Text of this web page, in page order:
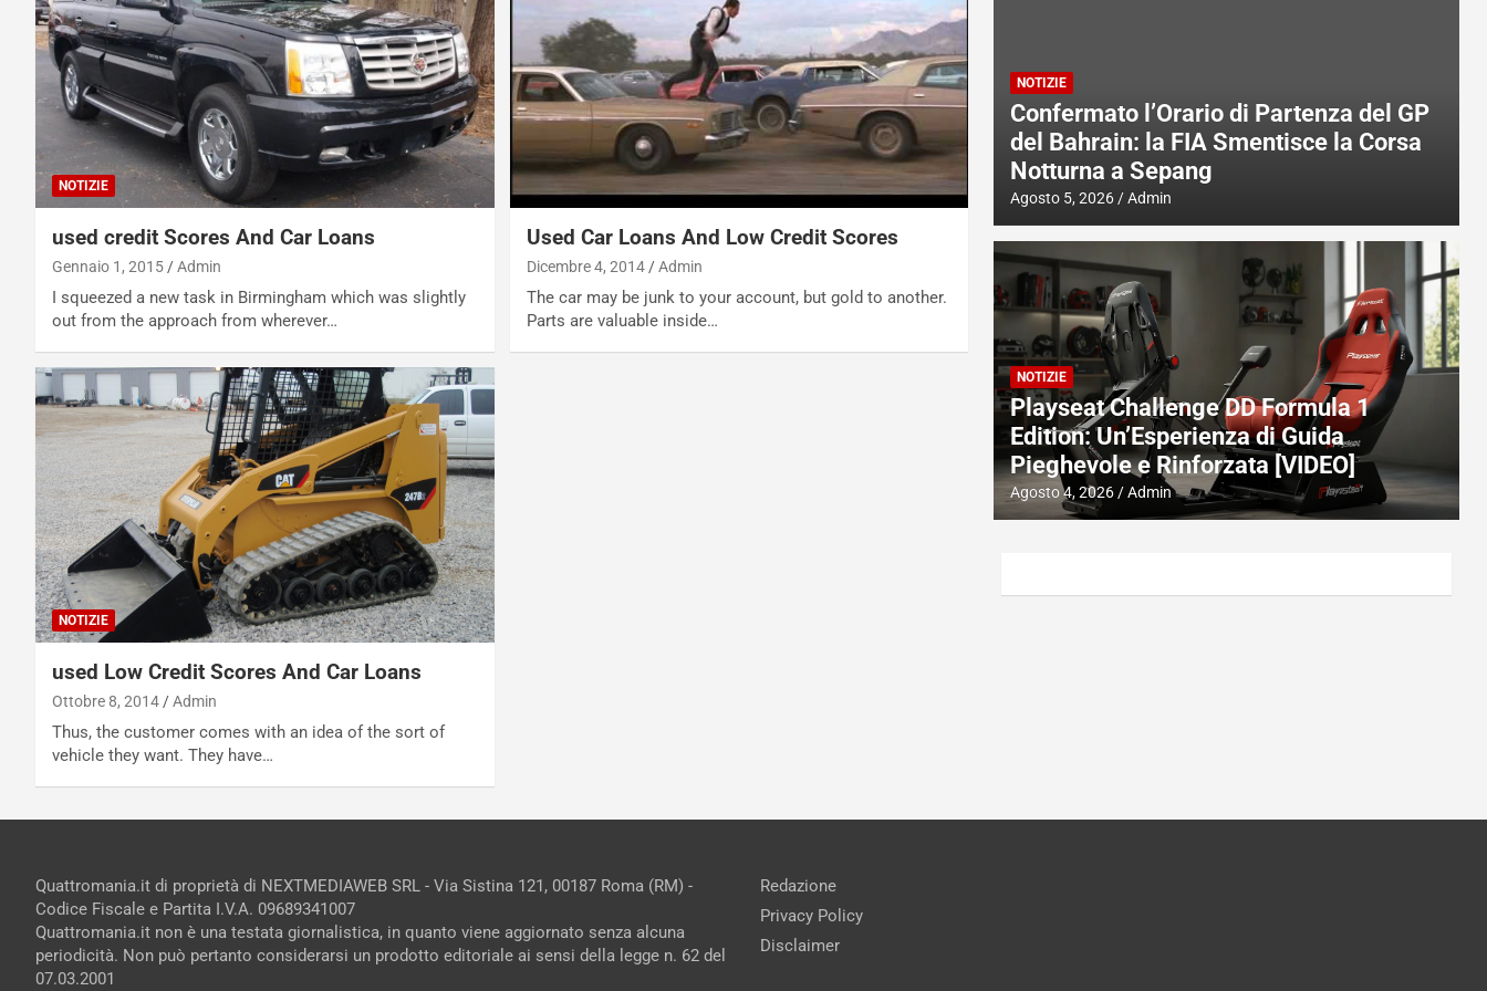
NOTIZIE
used credit Scores And Car Loans
Gennaio 1, 2015 Admin
I squeezed a new task in Birmingham which was slightly
out from the approach from wherever…
Used Car Loans And Low Credit Scores
Dicembre 4, 2014 Admin
The car may be junk to your account, but gold to another.
Parts are valuable inside…
NOTIZIE
used Low Credit Scores And Car Loans
Ottobre 8, 2014 Admin
Thus, the customer comes with an idea of the sort of
vehicle they want. They have…
NOTIZIE
Confermato l’Orario di Partenza del GP
del Bahrain: la FIA Smentisce la Corsa
Notturna a Sepang
Agosto 5, 2026 Admin
NOTIZIE
Playseat Challenge DD Formula 1
Edition: Un’Esperienza di Guida
Pieghevole e Rinforzata [VIDEO]
Agosto 4, 2026 Admin
Quattromania.it di proprietà di NEXTMEDIAWEB SRL - Via Sistina 121, 00187 Roma (RM) -
Codice Fiscale e Partita I.V.A. 09689341007
Quattromania.it non è una testata giornalistica, in quanto viene aggiornato senza alcuna
periodicità. Non può pertanto considerarsi un prodotto editoriale ai sensi della legge n. 62 del
07.03.2001
Redazione
Privacy Policy
Disclaimer